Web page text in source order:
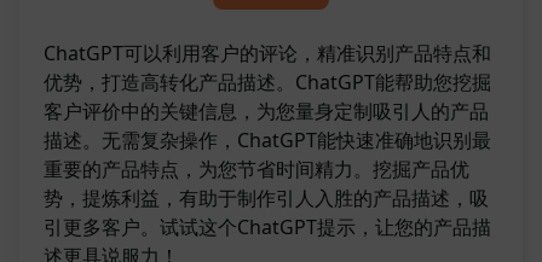
ChatGPT可以利用客户的评论，精准识别产品特点和
优势，打造高转化产品描述。ChatGPT能帮助您挖掘
客户评价中的关键信息，为您量身定制吸引人的产品
描述。无需复杂操作，ChatGPT能快速准确地识别最
重要的产品特点，为您节省时间精力。挖掘产品优
势，提炼利益，有助于制作引人入胜的产品描述，吸
引更多客户。试试这个ChatGPT提示，让您的产品描
述更具说服力！